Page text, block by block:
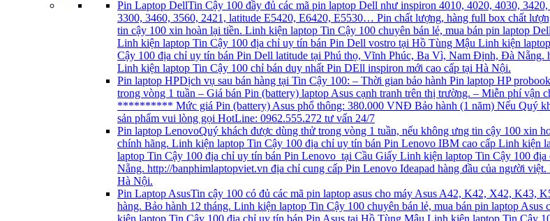
Pin Laptop DellTin Cậy 100 đầy đủ các mã pin laptop Dell như inspiron 4010, 4020, 4030,
3300, 3460, 3560, 2421, latitude E5420, E6420, E5530… Pin chất lượng, hàng full box chất
tin cậy 100 xin hoàn lại tiền. Linh kiện laptop Tin Cậy 100 chuyên bán lẻ, mua bán pin laptop
Linh kiện laptop Tin Cậy 100 địa chỉ uy tín bán Pin Dell vostro tại Hồ Tùng Mậu Linh kiện
Cậy 100 địa chỉ uy tín bán Pin Dell latitude tại Phú thọ, Vĩnh Phúc, Ba Vì, Nam Định, Đà Nẵng.
Linh kiện laptop Tin Cậy 100 chỉ bán duy nhất Pin DEll inspiron mới cao cấp tại Hà Nội.
Pin laptop HPDịch vụ sau bán hàng tại Tin Cậy 100: – Thời gian bảo hành Pin laptop HP
trong vòng 1 tuần – Giá bán Pin (battery) laptop Asus cạnh tranh trên thị trường. – Miễn phí
********** Mức giá Pin (battery) Asus phổ thông: 380.000 VNĐ Bảo hành (1 năm) Nếu Quý
sản phẩm vui lòng gọi HotLine: 0962.555.272 tư vấn 24/7
Pin laptop LenovoQuý khách được dùng thử trong vòng 1 tuần, nếu không ưng tin cậy 100 xin
chính hãng. Linh kiện laptop Tin Cậy 100 địa chỉ uy tín bán Pin Lenovo IBM cao cấp Linh
laptop Tin Cậy 100 địa chỉ uy tín bán Pin Lenovo tại Cầu Giấy Linh kiện laptop Tin Cậy 100
Nẵng. http://banphimlaptopviet.vn địa chỉ cung cấp Pin Lenovo Ideapad hàng đầu của người
Hà Nội.
Pin Laptop AsusTin cậy 100 có đủ các mã pin laptop asus cho máy Asus A42, K42, X42,
hàng. Bảo hành 12 tháng. Linh kiện laptop Tin Cậy 100 chuyên bán lẻ, mua bán pin laptop
kiện laptop Tin Cậy 100 địa chỉ uy tín bán Pin Asus tại Hồ Tùng Mậu Linh kiện laptop Tin Cậy